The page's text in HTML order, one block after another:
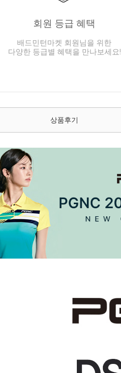
회원 등급 혜택
배드민턴마켓 회원님을 위한
다양한 등급별 혜택을 만나보세요!
상품후기